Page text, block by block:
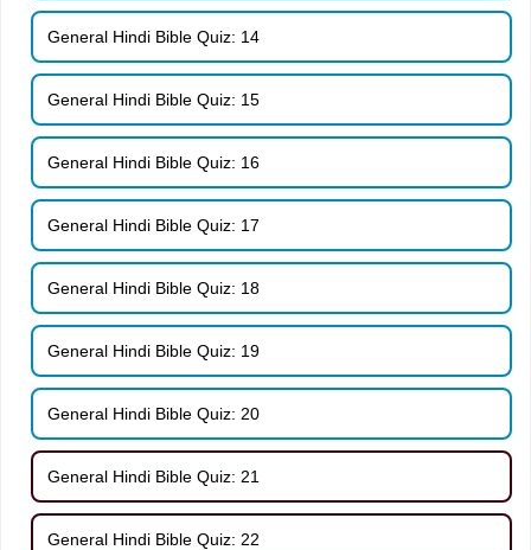
General Hindi Bible Quiz: 14
General Hindi Bible Quiz: 15
General Hindi Bible Quiz: 16
General Hindi Bible Quiz: 17
General Hindi Bible Quiz: 18
General Hindi Bible Quiz: 19
General Hindi Bible Quiz: 20
General Hindi Bible Quiz: 21
General Hindi Bible Quiz: 22